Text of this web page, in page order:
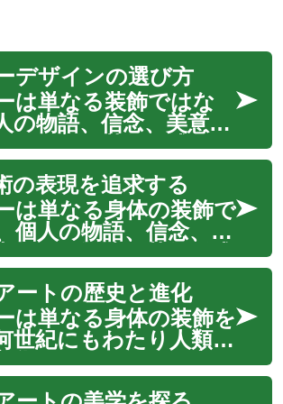
デザインの選び方
は単なる装飾ではな
の物語、信念、美意識
肌に刻む芸術形式で
デザインを選ぶプロ
自己表現の旅の始まり
深く個人的な意味を持
なります。無数のス
モチーフ、技術が存在
、自分にと...
の表現を追求する
は単なる身体の装飾で
個人の物語、信念、美
現する深遠な芸術形式
に刻まれるインク
を超えて多様な文化や
要な役割を果たしてき
現代において、タト
己表現の強力な手段と
認識され...
ートの歴史と進化
は単なる身体の装飾を
世紀にもわたり人類の
化、そして個人の表現
びついてきました。